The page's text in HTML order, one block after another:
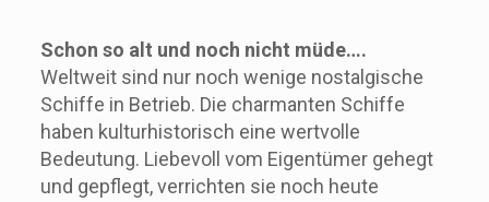
Schon so alt und noch nicht müde….
Weltweit sind nur noch wenige nostalgische
Schiffe in Betrieb. Die charmanten Schiffe
haben kulturhistorisch eine wertvolle
Bedeutung. Liebevoll vom Eigentümer gehegt
und gepflegt, verrichten sie noch heute